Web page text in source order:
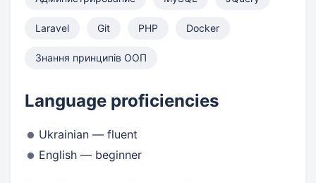
Laravel Git PHP Docker
Знання принципів ООП
Language proficiencies
Ukrainian — fluent
English — beginner